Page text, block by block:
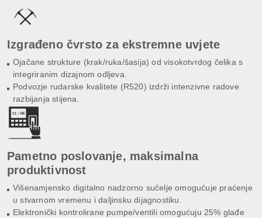
Izgrađeno čvrsto za ekstremne uvjete
Ojačane strukture (krak/ruka/šasija) od visokotvrdog čelika s
integriranim dizajnom odljeva.
Podvozje rudarske kvalitete (R520) izdrži intenzivne radove
razbijanja stijena.
Pametno poslovanje, maksimalna
produktivnost
Višenamjensko digitalno nadzorno sučelje omogućuje praćenje
u stvarnom vremenu i daljinsku dijagnostiku.
Elektronički kontrolirane pumpe/ventili omogućuju 25% glađe